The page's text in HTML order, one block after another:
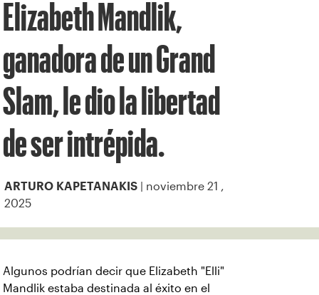
Elizabeth Mandlik,
ganadora de un Grand
Slam, le dio la libertad
de ser intrépida.
ARTURO KAPETANAKIS
| noviembre 21 ,
2025
Algunos podrían decir que Elizabeth "Elli"
Mandlik estaba destinada al éxito en el